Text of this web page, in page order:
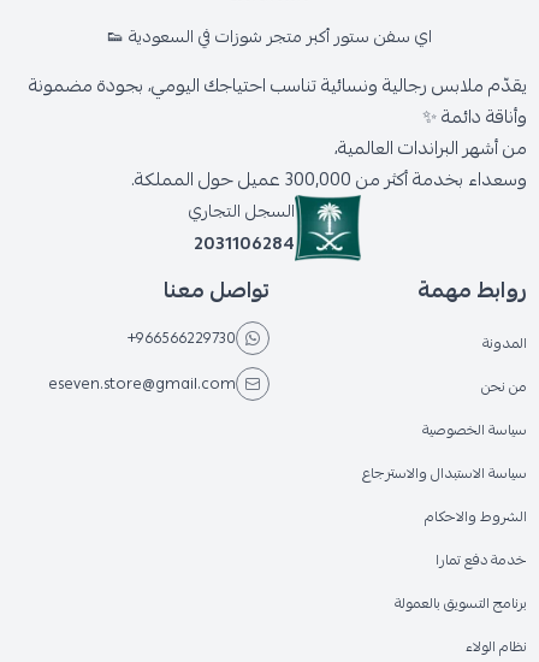
اي سفن ستور أكبر متجر شوزات في السعودية 👟
يقدّم ملابس رجالية ونسائية تناسب احتياجك اليومي، بجودة مضمونة
وأناقة دائمة ✨
من أشهر البراندات العالمية،
وسعداء بخدمة أكثر من 300,000 عميل حول المملكة.
السجل التجاري
2031106284
روابط مهمة
المدونة
من نحن
سياسة الخصوصية
سياسة الاستبدال والاسترجاع
الشروط والاحكام
خدمة دفع تمارا
برنامج التسويق بالعمولة
نظام الولاء
تواصل معنا
+966566229730
eseven.store@gmail.com